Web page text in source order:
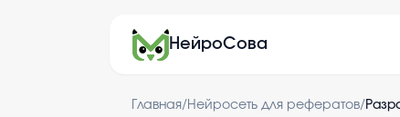
НейроСова
Главная/ Нейросеть для рефератов/